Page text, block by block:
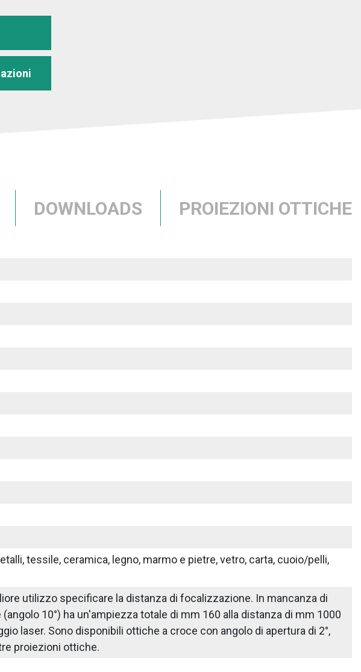
DOWNLOADS PROIEZIONI OTTICHE
tessile, ceramica, legno, marmo e pietre, vetro, carta, cuoio/pelli,
utilizzo specificare la distanza di focalizzazione. In mancanza di
10°) ha un'ampiezza totale di mm 160 alla distanza di mm 1000
laser. Sono disponibili ottiche a croce con angolo di apertura di 2°,
proiezioni ottiche.